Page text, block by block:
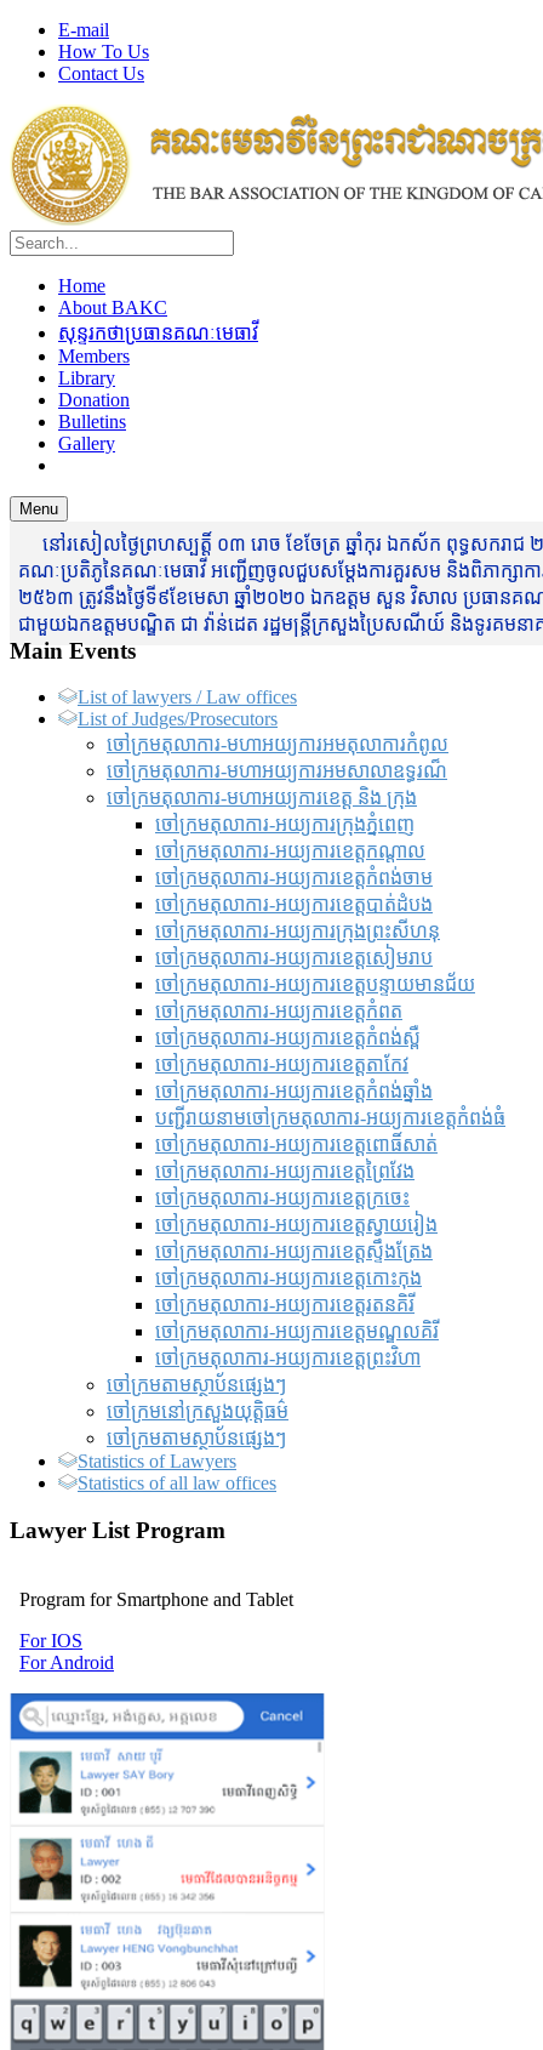
E-mail
How To Us
Contact Us
Home
About BAKC
សុន្ទរកថាប្រធានគណៈមេធាវី
Members
Library
Donation
Bulletins
Gallery
Menu
នៅរសៀលថ្ងៃព្រហស្បត្តិ៍ ០៣ រោច ខែចែត្រ ឆ្នាំកុរ ឯកស័ក ពុទ្ធសករាជ
គណៈប្រតិភូនៃគណៈមេធាវី អញ្ជើញចូលជួបសម្តែងការគួរសម និងពិភាក្សាកា
២៥៦៣ ត្រូវនឹងថ្ងៃទី៩ខែមេសា ឆ្នាំ២០២០ ឯកឧត្តម សួន វិសាល ប្រធានគណ
ជាមួយឯកឧត្តមបណ្ឌិត ជា វ៉ាន់ដេត រដ្ឋមន្រ្តីក្រសួងប្រៃសណីយ៍ និងទូរគ
Main Events
List of lawyers / Law offices
List of Judges/Prosecutors
ចៅក្រមតុលាការ-មហាអយ្យការអមតុលាការកំពូល
ចៅក្រមតុលាការ-មហាអយ្យការអមសាលាឧទ្ធរណ៏
ចៅក្រមតុលាការ-មហាអយ្យការខេត្ត និង ក្រុង
ចៅក្រមតុលាការ-អយ្យការក្រុងភ្នំពេញ
ចៅក្រមតុលាការ-អយ្យការខេត្តកណ្តាល
ចៅក្រមតុលាការ-អយ្យការខេត្តកំពង់ចាម
ចៅក្រមតុលាការ-អយ្យការខេត្តបាត់ដំបង
ចៅក្រមតុលាការ-អយ្យការ​ក្រុងព្រះសីហនុ
ចៅក្រមតុលាការ-អយ្យការខេត្តសៀមរាប
ចៅក្រមតុលាការ-អយ្យការខេត្តបន្ទាយមានជ័យ
ចៅក្រមតុលាការ-អយ្យការខេត្តកំពត
ចៅក្រមតុលាការ-អយ្យការខេត្តកំពង់ស្ពឺ
ចៅក្រមតុលាការ-អយ្យការខេត្តតាកែវ
ចៅក្រមតុលាការ-អយ្យការខេត្តកំពង់ឆ្នាំង
បញ្ជីរាយនាមចៅក្រមតុលាការ-អយ្យការខេត្តកំពង់ធំ
ចៅក្រមតុលាការ-អយ្យការខេត្តពោធិ៍សាត់
ចៅក្រមតុលាការ-អយ្យការខេត្តព្រៃវែង
ចៅក្រមតុលាការ-អយ្យការខេត្តក្រចេះ
ចៅក្រមតុលាការ-អយ្យការខេត្តស្វាយរៀង
ចៅក្រមតុលាការ-អយ្យការខេត្តស្ទឹងត្រែង
ចៅក្រមតុលាការ-អយ្យការខេត្តកោះកុង
ចៅក្រមតុលាការ-អយ្យការខេត្តរតនគិរី
ចៅក្រមតុលាការ-អយ្យការខេត្តមណ្ឌលគិរី
ចៅក្រមតុលាការ-អយ្យការខេត្តព្រះវិហា
ចៅក្រមតាមស្ថាប័នផ្សេងៗ
ចៅក្រមនៅក្រសួងយុត្តិធម៌
ចៅក្រមតាមស្ថាប័នផ្សេងៗ
Statistics of Lawyers
Statistics of all law offices
Lawyer List Program
Program for Smartphone and Tablet
For IOS
For Android